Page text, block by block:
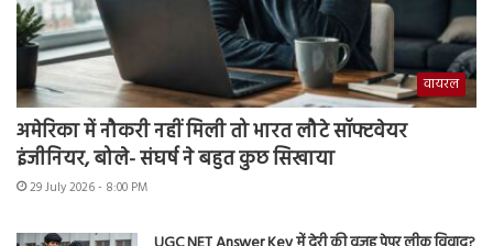
वायरल
अमेरिका में नौकरी नहीं मिली तो भारत लौटे सॉफ्टवेयर
इंजीनियर, बोले- संघर्ष ने बहुत कुछ सिखाया
29 July 2026 - 8:00 PM